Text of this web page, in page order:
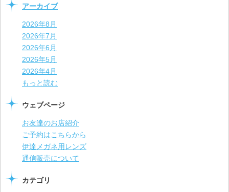
アーカイブ
2026年8月
2026年7月
2026年6月
2026年5月
2026年4月
もっと読む
ウェブページ
お友達のお店紹介
ご予約はこちらから
伊達メガネ用レンズ
通信販売について
カテゴリ